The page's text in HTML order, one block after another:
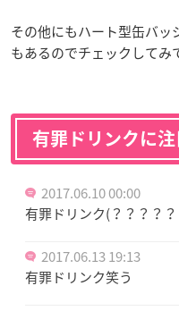
その他にもハート型缶バッ
もあるのでチェックしてみ
有罪ドリンクに
2017.06.10 00:00
有罪ドリンク(？？？？
2017.06.13 19:13
有罪ドリンク笑う